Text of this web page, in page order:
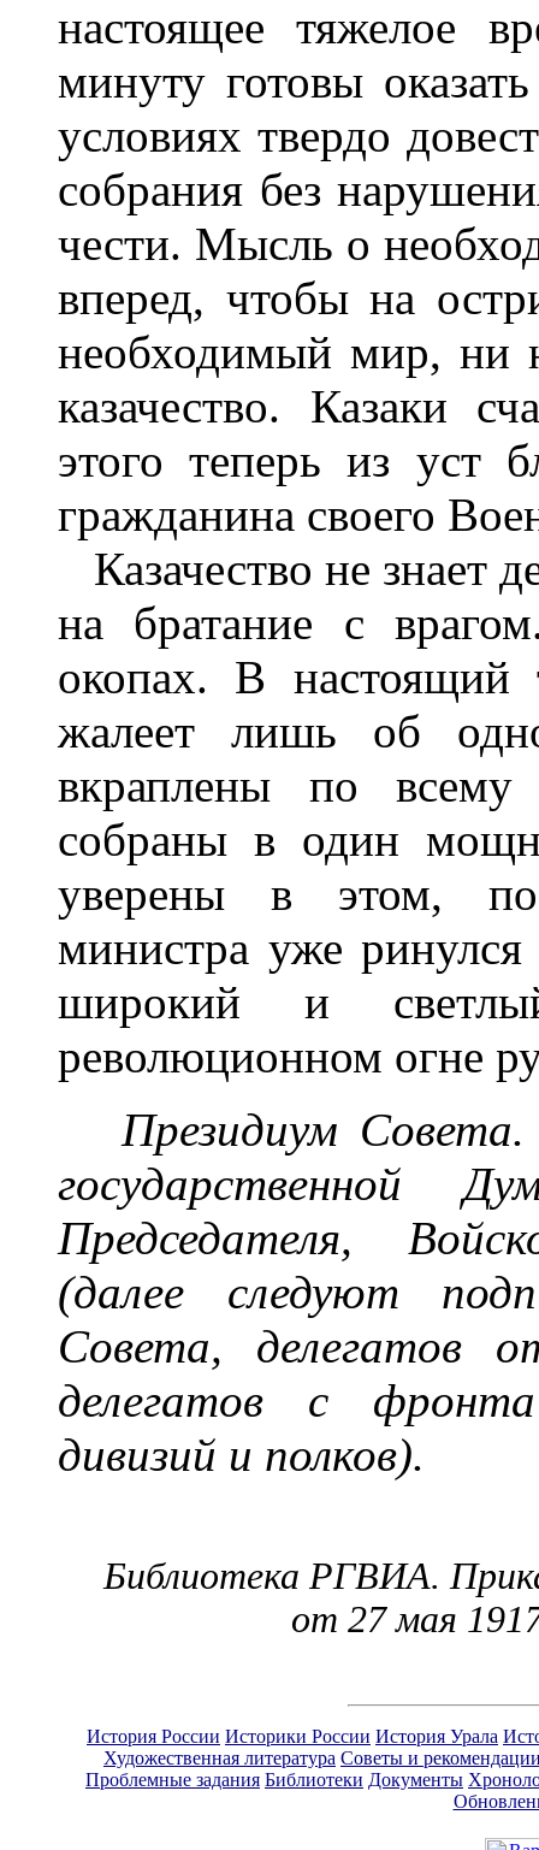
настоящее тяжелое
минуту готовы
условиях твердо
собрания без
чести. Мысль о
вперед, чтобы на
необходимый мир, ни
казачество. Казаки
этого теперь из уст
гражданина своего
Казачество не знает
на братание с
окопах. В настоящий
жалеет лишь об
вкраплены по
собраны в один
уверены в этом,
министра уже
широкий и
революционном огне
Президиум
государственной
Председателя,
(далее следуют
Совета, делегатов
делегатов с
дивизий и полков).
Библиотека РГВИА.
от 27 мая
История России Историки России История Урала
Художественная литература Советы и
Проблемные задания Библиотеки Документы